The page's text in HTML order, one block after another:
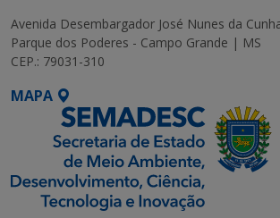
Avenida Desembargador José Nunes da
Parque dos Poderes - Campo Grande | MS
CEP.: 79031-310
MAPA